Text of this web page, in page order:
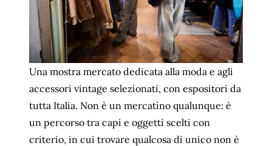
Una mostra mercato dedicata alla moda e agli
accessori vintage selezionati, con espositori da
tutta Italia. Non è un mercatino qualunque: è
un percorso tra capi e oggetti scelti con
criterio, in cui trovare qualcosa di unico non è